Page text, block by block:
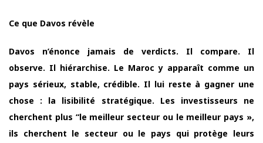
Ce que Davos révèle
Davos n’énonce jamais de verdicts. Il compare. Il
observe. Il hiérarchise. Le Maroc y apparaît comme un
pays sérieux, stable, crédible. Il lui reste à gagner une
chose : la lisibilité stratégique. Les investisseurs ne
cherchent plus “le meilleur secteur ou le meilleur pays »,
ils cherchent le secteur ou le pays qui protège leurs